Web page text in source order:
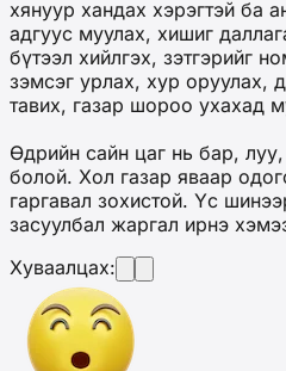
хянуур хандах хэрэгтэй ба
адгуус муулах, хишиг
бүтээл хийлгэх, зэтгэрийг
зэмсэг урлах, хур оруулах,
тавих, газар шороо ухахад
Өдрийн сайн цаг нь бар,
болой. Хол газар яваар
гаргавал зохистой. Үс
засуулбал жаргал ирнэ
Хуваалцах: